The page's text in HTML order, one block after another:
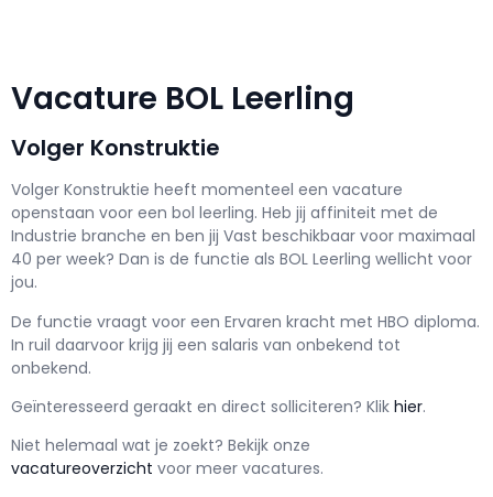
Vacature BOL Leerling
Volger Konstruktie
Volger Konstruktie heeft momenteel een vacature
openstaan voor een bol leerling. Heb jij affiniteit met de
Industrie branche en ben jij Vast beschikbaar voor maximaal
40 per week? Dan is de functie als BOL Leerling wellicht voor
jou.
De functie vraagt voor een Ervaren kracht met HBO diploma.
In ruil daarvoor krijg jij een salaris van onbekend tot
onbekend.
Geïnteresseerd geraakt en direct solliciteren? Klik hier.
Niet helemaal wat je zoekt? Bekijk onze
vacatureoverzicht voor meer vacatures.